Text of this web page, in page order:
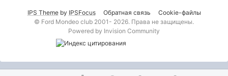
IPS Themeby IPSFocus Обратная связь
Cookie-файлы
© Ford Mondeo club 2001- 2026. Права не защищены.
Powered by Invision Community